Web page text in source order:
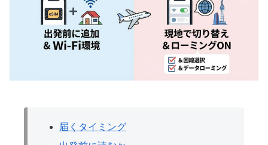
届くタイミング